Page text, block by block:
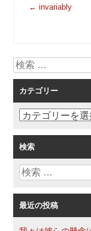
投
ゲ
ー
シ
ョ
ン
← invariably
検
索
カテゴリー
カ
ゴ
リ
ー
検索
検
最近の投稿